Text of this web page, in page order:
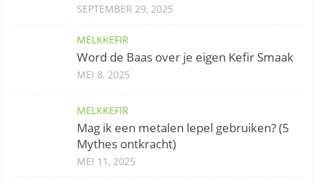
SEPTEMBER 29, 2025
MELKKEFIR
Word de Baas over je eigen Kefir Smaak
MEI 8, 2025
MELKKEFIR
Mag ik een metalen lepel gebruiken? (5
Mythes ontkracht)
MEI 11, 2025